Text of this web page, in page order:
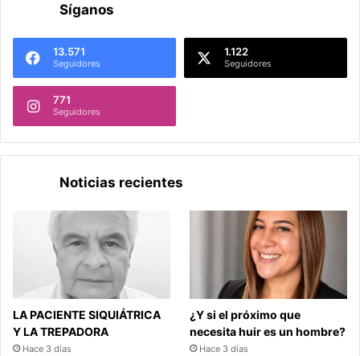
Síganos
13.571
Seguidores
1.122
Seguidores
771
Seguidores
Noticias recientes
LA PACIENTE SIQUIÁTRICA
Y LA TREPADORA
Hace 3 días
¿Y si el próximo que
necesita huir es un hombre?
Hace 3 días